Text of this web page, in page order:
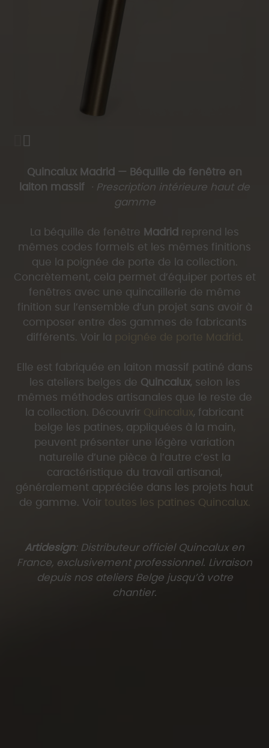
Quincalux Madrid — Béquille de fenêtre en
laiton massif
· Prescription intérieure haut de
gamme
La béquille de fenêtre Madrid reprend les
mêmes codes formels et les mêmes finitions
que la poignée de porte de la collection.
Concrètement, cela permet d’équiper portes et
fenêtres avec une quincaillerie de même
finition sur l’ensemble d’un projet sans avoir à
composer entre des gammes de fabricants
différents. Voir la
.
Elle est fabriquée en laiton massif patiné dans
les ateliers belges de Quincalux, selon les
mêmes méthodes artisanales que le reste de
la collection. Découvrir
Quincalux, fabricant
belge les patines, appliquées à la main,
peuvent présenter une légère variation
naturelle d’une pièce à l’autre c’est la
caractéristique du travail artisanal,
généralement appréciée dans les projets haut
de gamme. Voir toutes les patines Quincalux.
Artidesign: Distributeur officiel Quincalux en
France, exclusivement professionnel. Livraison
depuis nos ateliers Belge jusqu’à votre
chantier.